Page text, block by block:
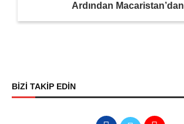
Ardından
BİZİ TAKİP EDİN